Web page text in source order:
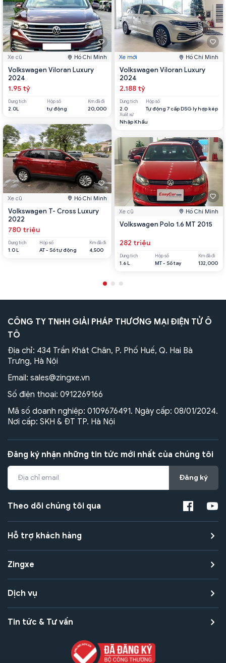
Xe cũ Hồ Chí Minh
Volkswagen Viloran Luxury
2024
1.95 tỷ
Dung tích
2.0L
Hộp số
tự động
Km đã đi
20,000
Xe cũ Hồ Chí Minh
Volkswagen T- Cross Luxury
2022
780 triệu
Dung tích
1.0 L
Hộp số
AT - Số tự động
Km đã đi
4,500
Xe mới Hồ Chí Minh
Volkswagen Viloran Luxury
2024
2.188 tỷ
Dung tích
2.0
Hộp số
Tự động 7 cấp DSG ly hợp kép
Xuất xứ
Nhập Khẩu
Xe cũ Hồ Chí Minh
Volkswagen Polo 1.6 MT 2015
282 triệu
Dung tích
1.6 L
Hộp số
MT - Số tay
Km đã đi
132,000
CÔNG TY TNHH GIẢI PHÁP THƯƠNG MẠI ĐIỆN TỬ Ô
TÔ
Địa chỉ: 434 Trần Khát Chân, P. Phố Huế, Q. Hai Bà
Trưng, Hà Nội
Email: sales@zingxe.vn
Số điện thoại: 0912269166
Mã số doanh nghiệp: 0109676491. Ngày cấp: 08/01/2024.
Nơi cấp: SKH & ĐT TP. Hà Nội
Đăng ký nhận những tin tức mới nhất của chúng tôi
Đăng ký
Theo dõi chúng tôi qua
Hỗ trợ khách hàng
Zingxe
Dịch vụ
Tin tức & Tư vấn